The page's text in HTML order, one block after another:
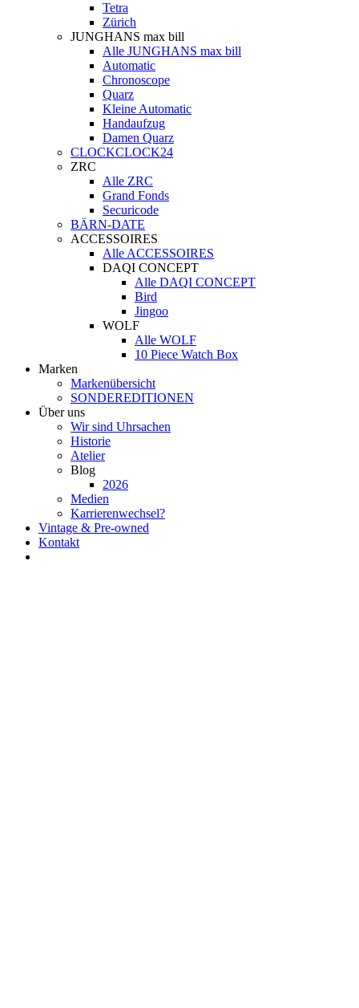
Tetra
Zürich
JUNGHANS max bill
Alle JUNGHANS max bill
Automatic
Chronoscope
Quarz
Kleine Automatic
Handaufzug
Damen Quarz
CLOCKCLOCK24
ZRC
Alle ZRC
Grand Fonds
Securicode
BÄRN-DATE
ACCESSOIRES
Alle ACCESSOIRES
DAQI CONCEPT
Alle DAQI CONCEPT
Bird
Jingoo
WOLF
Alle WOLF
10 Piece Watch Box
Marken
Markenübersicht
SONDEREDITIONEN
Über uns
Wir sind Uhrsachen
Historie
Atelier
Blog
2026
Medien
Karrierenwechsel?
Vintage & Pre-owned
Kontakt